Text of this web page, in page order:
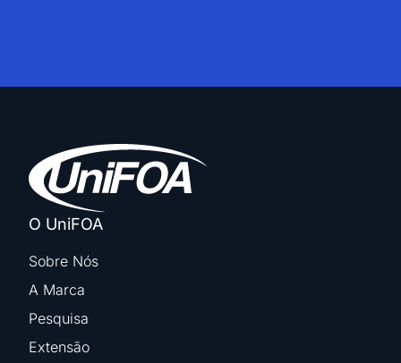
O UniFOA
Sobre Nós
A Marca
Pesquisa
Extensão